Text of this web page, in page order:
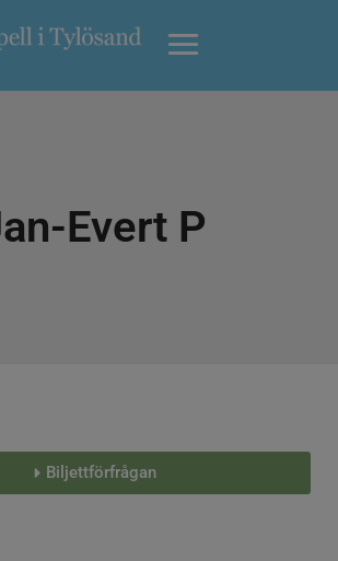
Evert P
Biljettförfrågan